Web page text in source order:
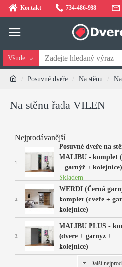
Kontakt 734-486-988
Všude
Posuvné dveře Na stěnu
Na stěnu řada VILEN
Nejprodávanější
1.
Posuvné dveře na
MALIBU - komplet
+ garnýž + kolejnice)
Skladem
2.
Posuvné dveře na
WERDI (Černá
komplet (dveře +
kolejnice)
Skladem
3.
Posuvné dveře na
MALIBU PLUS -
(dveře + garnýž +
kolejnice)
Skladem
Další